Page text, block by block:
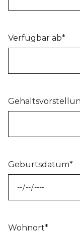
Verfügbar ab*
Geburtsdatum*
Wohnort*